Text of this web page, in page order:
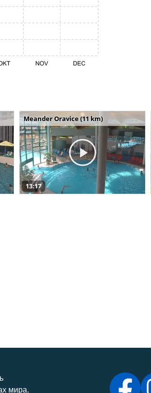
Meander Oravice (11 km)
13:17
мира.